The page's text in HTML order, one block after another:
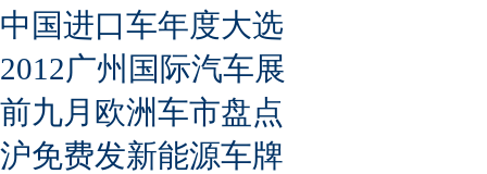
中国进口车年度大选
2012广州国际汽车展
前九月欧洲车市盘点
沪免费发新能源车牌